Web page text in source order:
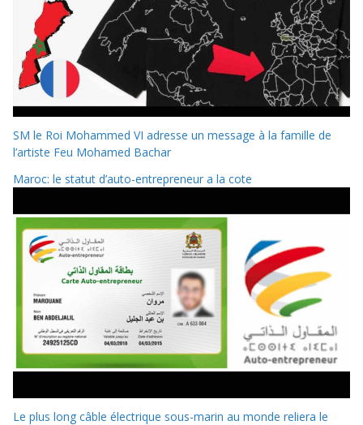
SM le Roi Mohammed VI adresse un message à la famille de
l’artiste Feu Mohamed Bachar
Maroc: le statut d’auto-entrepreneur a la cote
Le plus long câble électrique sous-marin au monde reliera le